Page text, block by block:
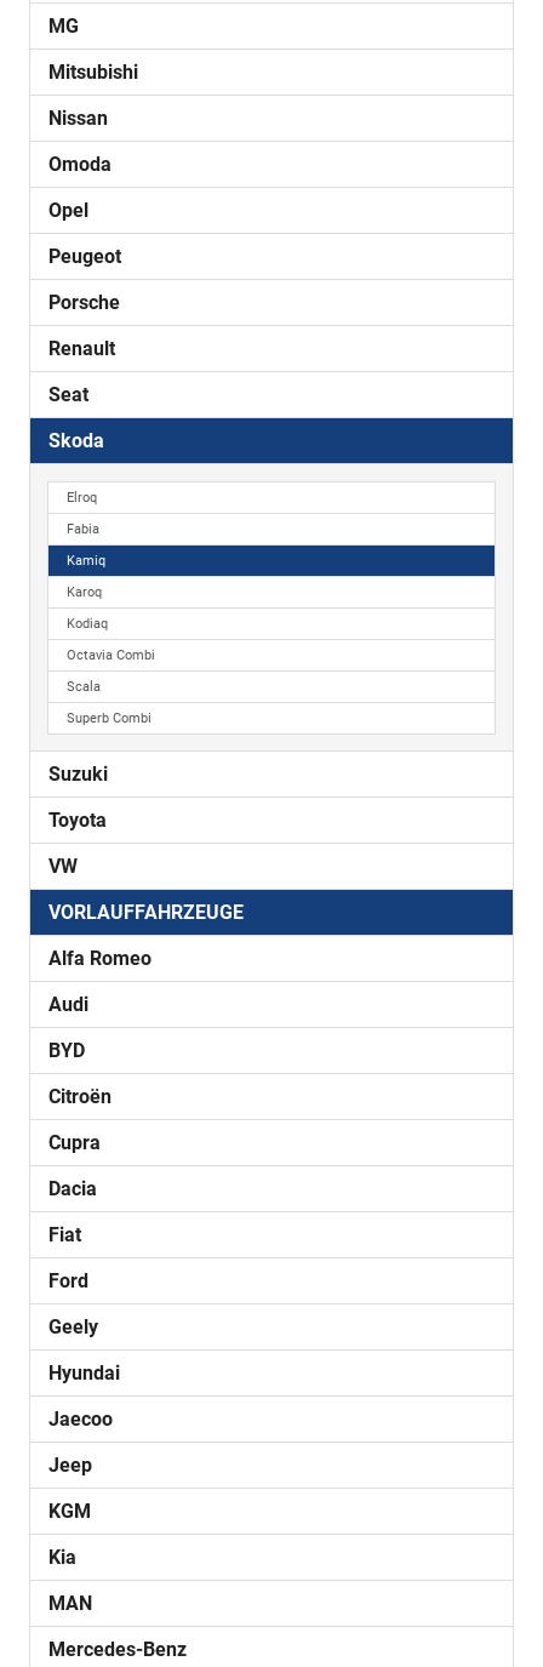
MG
Mitsubishi
Nissan
Omoda
Opel
Peugeot
Porsche
Renault
Seat
Skoda
Elroq
Fabia
Kamiq
Karoq
Kodiaq
Octavia Combi
Scala
Superb Combi
Suzuki
Toyota
VW
VORLAUFFAHRZEUGE
Alfa Romeo
Audi
BYD
Citroën
Cupra
Dacia
Fiat
Ford
Geely
Hyundai
Jaecoo
Jeep
KGM
Kia
MAN
Mercedes-Benz